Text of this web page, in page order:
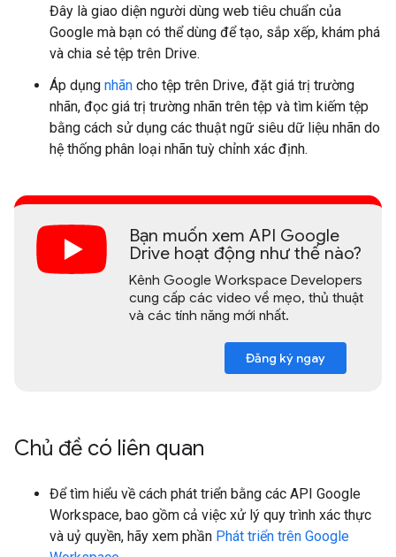
Đây là giao diện người dùng web tiêu chuẩn của
Google mà bạn có thể dùng để tạo, sắp xếp, khám phá
và chia sẻ tệp trên Drive.
Áp dụng nhãn cho tệp trên Drive, đặt giá trị trường
nhãn, đọc giá trị trường nhãn trên tệp và tìm kiếm tệp
bằng cách sử dụng các thuật ngữ siêu dữ liệu nhãn do
hệ thống phân loại nhãn tuỳ chỉnh xác định.
Bạn muốn xem API Google
Drive hoạt động như thế nào?
Kênh Google Workspace Developers
cung cấp các video về mẹo, thủ thuật
và các tính năng mới nhất.
Đăng ký ngay
Chủ đề có liên quan
Để tìm hiểu về cách phát triển bằng các API Google
Workspace, bao gồm cả việc xử lý quy trình xác thực
và uỷ quyền, hãy xem phần Phát triển trên Google